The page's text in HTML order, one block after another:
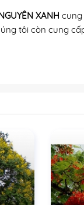
XANH cung
tôi còn cung